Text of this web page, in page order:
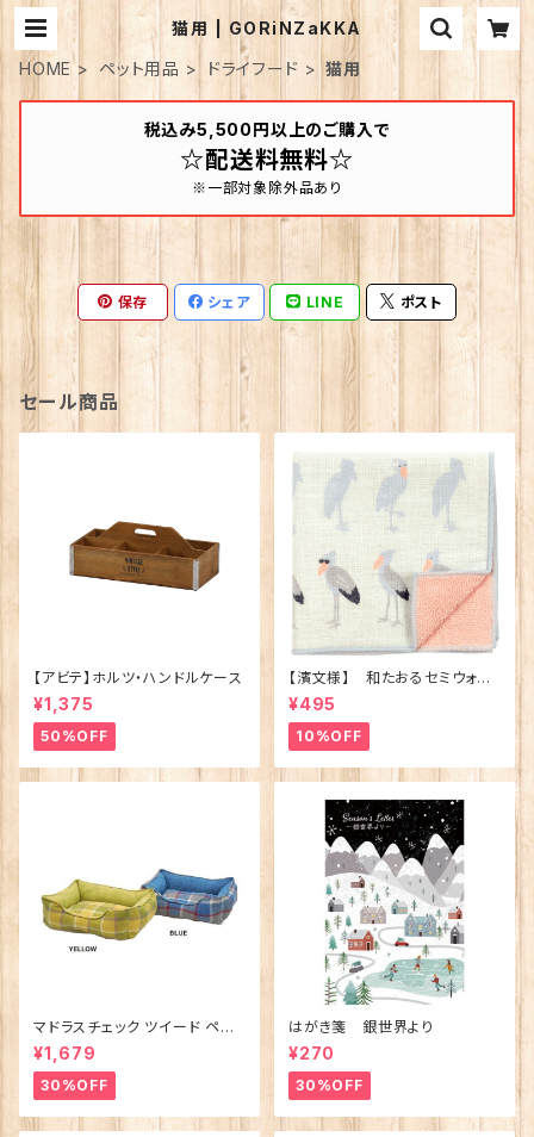
猫用 | GORiNZaKKA
HOME
ペット用品 ドライフード 猫用
税込み5,500円以上のご購入で
☆配送料無料☆
※一部対象除外品あり
保存 シェア LINE ポスト
セール商品
【アビテ】ホルツ・ハンドルケース
¥1,375
50%OFF
【濱文様】 和たおるセミウォッ
シュ ごきげんハシビロコウ
(日本製)
¥495
10%OFF
マドラスチェック ツイード ペット
ベッド（犬猫用）M
¥1,679
30%OFF
はがき箋 銀世界より
¥270
30%OFF